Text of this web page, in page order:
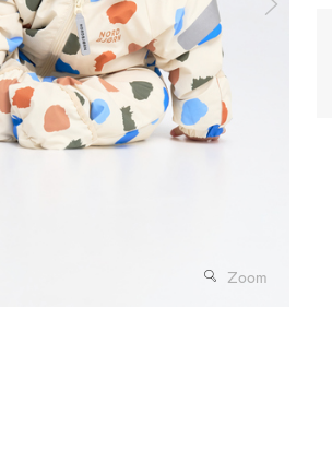
Zoom